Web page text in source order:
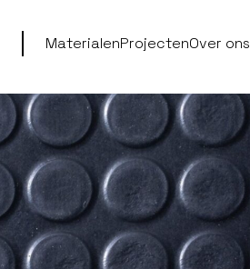
MaterialenProjectenOver ons